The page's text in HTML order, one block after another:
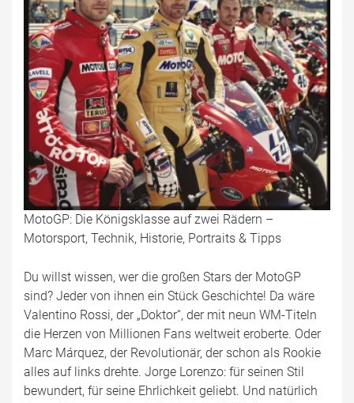
MotoGP: Die Königsklasse auf zwei Rädern –
Motorsport, Technik, Historie, Portraits & Tipps
Du willst wissen, wer die großen Stars der MotoGP
sind? Jeder von ihnen ein Stück Geschichte! Da wäre
Valentino Rossi, der „Doktor“, der mit neun WM-Titeln
die Herzen von Millionen Fans weltweit eroberte. Oder
Marc Márquez, der Revolutionär, der schon als Rookie
alles auf links drehte. Jorge Lorenzo: für seinen Stil
bewundert, für seine Ehrlichkeit geliebt. Und natürlich